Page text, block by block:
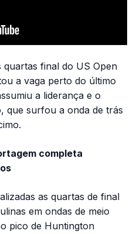
quartas final do US Open
a vaga perto do último
a liderança e o
que surfou a onda de trás
completa
as quartas de final
em ondas de meio
pico de Huntington